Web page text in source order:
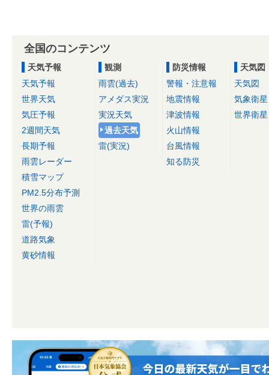
全国のコンテンツ
天気予報
天気予報
世界天気
気圧予報
2週間天気
長期予報
雨雲レーダー
積雪マップ
PM2.5分布予測
世界の雨雲
雷(予報)
道路気象
黄砂情報
観測
雨雲(過去)
アメダス実況
実況天気
過去天気
雷(実況)
防災情報
警報・注意報
地震情報
津波情報
火山情報
台風情報
知る防災
天気図
天気図
気象衛星
世界衛星